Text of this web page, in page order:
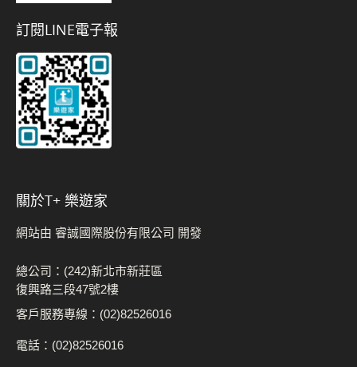
訂閱LINE電子報
關於t+ 樂遊家
網站由 睿誠國際股份有限公司 開發
總公司：(242)新北市新莊區
復興路三段47號2樓
客戶服務專線：(02)82526016
電話：(02)82526016